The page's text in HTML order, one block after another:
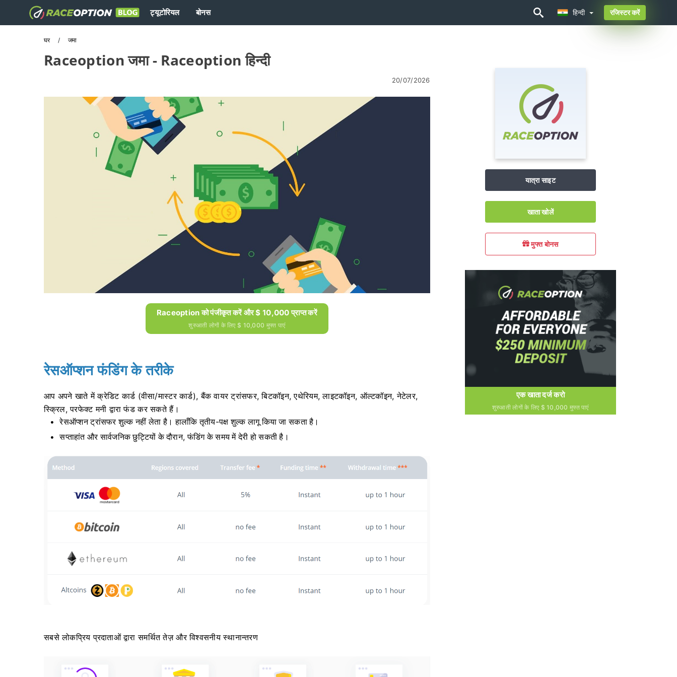
ट्यूटोरियल बोनस हिन्दी रजिस्टर करें
घर जमा
Raceoption जमा - Raceoption हिन्दी
20/07/2026
Raceoption को पंजीकृत करें और $ 10,000 प्राप्त करें
शुरुआती लोगों के लिए $ 10,000 मुफ्त पाएं
रेसऑप्शन फंडिंग के तरीके
आप अपने खाते में क्रेडिट कार्ड (वीसा/मास्टर कार्ड), बैंक वायर ट्रांसफर, बिटकॉइन, एथेरियम, लाइटकॉइन, ऑल्टकॉइन, नेटेलर,
स्क्रिल, परफेक्ट मनी द्वारा फंड कर सकते हैं।
रेसऑप्शन ट्रांसफर शुल्क नहीं लेता है।हालाँकि तृतीय-पक्ष शुल्क लागू किया जा सकता है।
सप्ताहांत और सार्वजनिक छुट्टियों के दौरान, फंडिंग के समय में देरी हो सकती है।
सबसे लोकप्रिय प्रदाताओं द्वारा समर्थित तेज़ और विश्वसनीय स्थानान्तरण
यात्रा साइट
खाता खोलें
मुफ्त बोनस
एक खाता दर्ज करो
शुरुआती लोगों के लिए $ 10,000 मुफ्त पाएं